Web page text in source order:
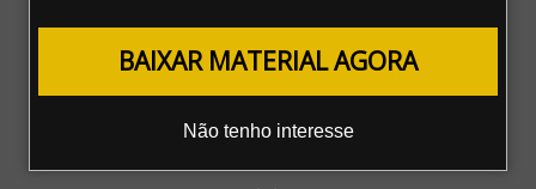
BAIXAR MATERIAL AGORA
Não tenho interesse
Cases de Sucesso
Materiais Ricos